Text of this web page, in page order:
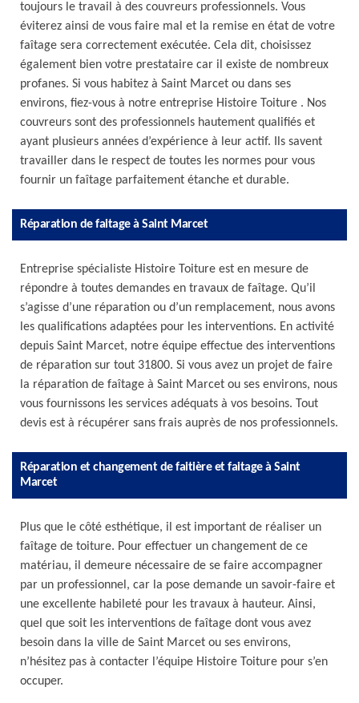
toujours le travail à des couvreurs professionnels. Vous
éviterez ainsi de vous faire mal et la remise en état de votre
faîtage sera correctement exécutée. Cela dit, choisissez
également bien votre prestataire car il existe de nombreux
profanes. Si vous habitez à Saint Marcet ou dans ses
environs, fiez-vous à notre entreprise Histoire Toiture . Nos
couvreurs sont des professionnels hautement qualifiés et
ayant plusieurs années d’expérience à leur actif. Ils savent
travailler dans le respect de toutes les normes pour vous
fournir un faîtage parfaitement étanche et durable.
Réparation de faitage à Saint Marcet
Entreprise spécialiste Histoire Toiture est en mesure de
répondre à toutes demandes en travaux de faîtage. Qu’il
s’agisse d’une réparation ou d’un remplacement, nous avons
les qualifications adaptées pour les interventions. En activité
depuis Saint Marcet, notre équipe effectue des interventions
de réparation sur tout 31800. Si vous avez un projet de faire
la réparation de faîtage à Saint Marcet ou ses environs, nous
vous fournissons les services adéquats à vos besoins. Tout
devis est à récupérer sans frais auprès de nos professionnels.
Réparation et changement de faitière et faitage à Saint
Marcet
Plus que le côté esthétique, il est important de réaliser un
faîtage de toiture. Pour effectuer un changement de ce
matériau, il demeure nécessaire de se faire accompagner
par un professionnel, car la pose demande un savoir-faire et
une excellente habileté pour les travaux à hauteur. Ainsi,
quel que soit les interventions de faîtage dont vous avez
besoin dans la ville de Saint Marcet ou ses environs,
n’hésitez pas à contacter l’équipe Histoire Toiture pour s’en
occuper.